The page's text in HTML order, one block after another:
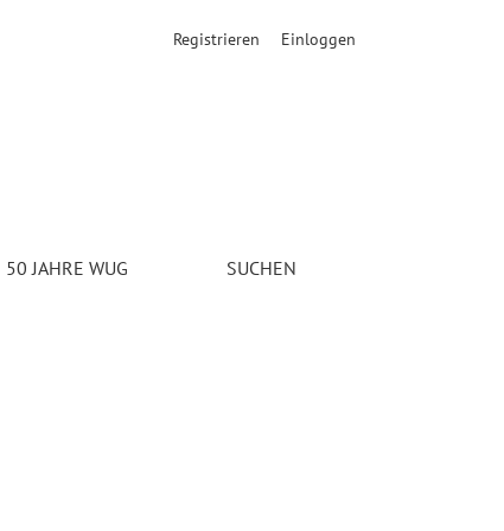
50 JAHRE WUG SUCHEN
Registrieren Einloggen